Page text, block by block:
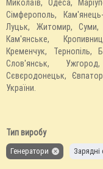
Миколаїв, Одеса,
Сімферополь,
Луцьк, Житомир, Суми,
Кам'янське,
Кременчук, Тернопіль,
Слов'янськ,
Сєвєродонецьк,
України.
Тип виробу
Генератори Зарядні